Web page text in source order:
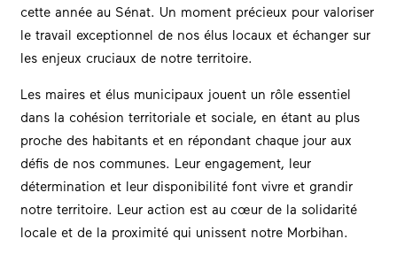
cette année au Sénat. Un moment précieux pour valoriser
le travail exceptionnel de nos élus locaux et échanger sur
les enjeux cruciaux de notre territoire.
Les maires et élus municipaux jouent un rôle essentiel
dans la cohésion territoriale et sociale, en étant au plus
proche des habitants et en répondant chaque jour aux
défis de nos communes. Leur engagement, leur
détermination et leur disponibilité font vivre et grandir
notre territoire. Leur action est au cœur de la solidarité
locale et de la proximité qui unissent notre Morbihan.